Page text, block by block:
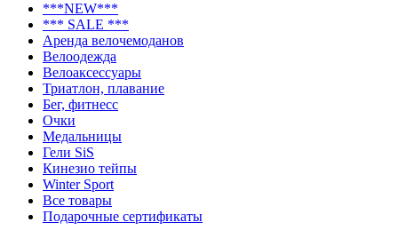
***NEW***
*** SALE ***
Аренда велочемоданов
Велоодежда
Велоаксессуары
Триатлон, плавание
Бег, фитнесс
Очки
Медальницы
Гели SiS
Кинезио тейпы
Winter Sport
Все товары
Подарочные сертификаты